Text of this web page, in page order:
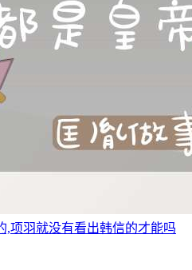
,项羽就没有看出韩信的才能吗